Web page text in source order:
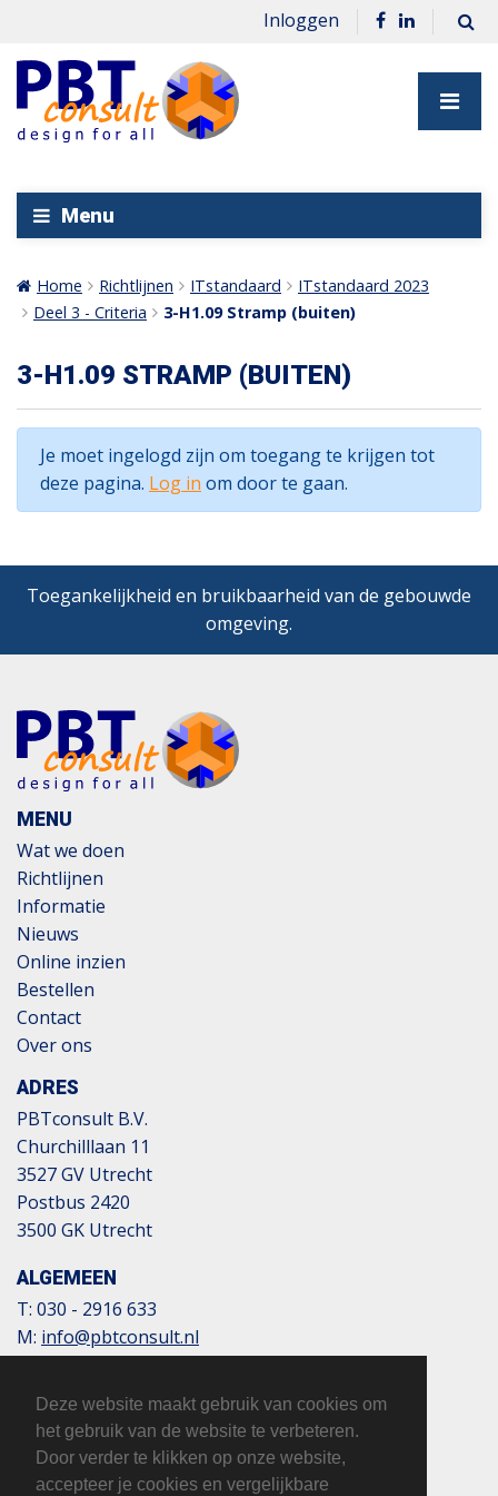
Deze website maakt gebruik van cookies om
het gebruik van de website te verbeteren.
Door verder te klikken op onze website,
accepteer je cookies en vergelijkbare
Inloggen
Menu
Home Richtlijnen ITstandaard
ITstandaard 2023
Deel 3 - Criteria
3-H1.09 Stramp (buiten)
3-H1.09 STRAMP (BUITEN)
Je moet ingelogd zijn om toegang te krijgen tot
deze pagina. Log in om door te gaan.
Toegankelijkheid en bruikbaarheid van de gebouwde
omgeving.
MENU
Wat we doen
Richtlijnen
Informatie
Nieuws
Online inzien
Bestellen
Contact
Over ons
ADRES
PBTconsult B.V.
Churchilllaan 11
3527 GV Utrecht
Postbus 2420
3500 GK Utrecht
ALGEMEEN
T: 030 - 2916 633
M: info@pbtconsult.nl
BTW: 817124305B01
KvK: 32110854